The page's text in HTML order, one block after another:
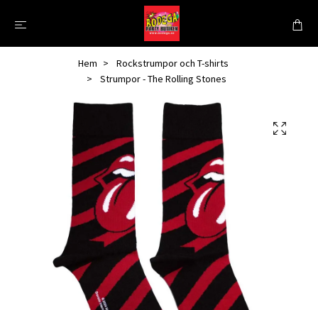
Hem
Rockstrumpor och T-shirts
Strumpor - The Rolling Stones